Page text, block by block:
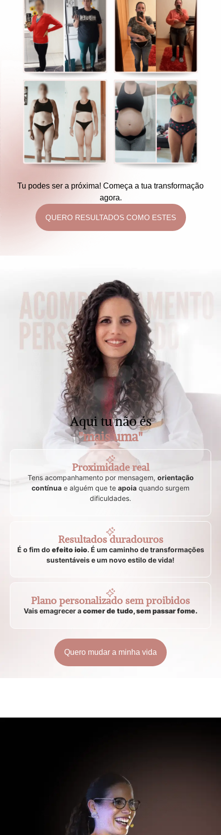
Tu podes ser a próxima! Começa a tua transformação
agora.
QUERO RESULTADOS COMO ESTES
Aqui tu não és
"mais uma"
Proximidade real
Tens acompanhamento por mensagem, orientação
contínua e alguém que te apoia quando surgem
dificuldades.
Resultados duradouros
É o fim do efeito ioio. É um caminho de transformações
sustentáveis e um novo estilo de vida!
Plano personalizado sem proibidos
Vais emagrecer acomer de tudo, sem passar fome.
Quero mudar a minha vida